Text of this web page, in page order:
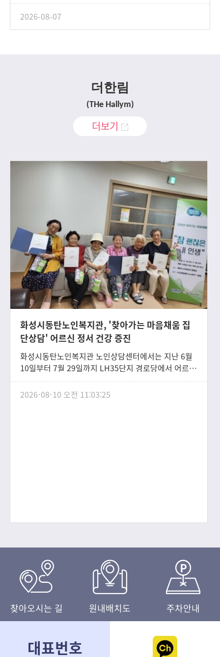
2026-08-07
더한림
(THe Hallym)
더보기
화성시동탄노인복지관, '찾아가는 마음채움 집
단상담' 어르신 정서 건강 증진
화성시동탄노인복지관 노인상담센터에서는 지난 6월
10일부터 7월 29일까지 LH35단지 경로당에서 어르신
들의 정서적 건강 증진과 행복한 노후 지원을 위한 찾
아가는 마음채움 집단상담 프로그램 「참 괜찮은 내 인
2026-08-10 오전 11:03:25
찾아오시는 길 원내배치도 주차안내
대표번호